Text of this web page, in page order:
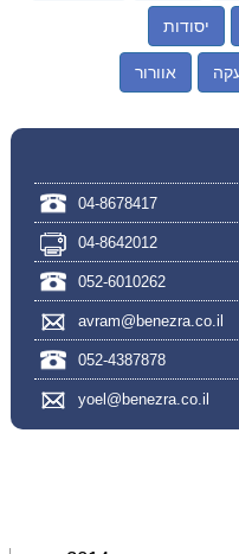
יסודות
אוורור
04-8678417
04-8642012
052-6010262
avram@benezra.co.il
052-4387878
yoel@benezra.co.il